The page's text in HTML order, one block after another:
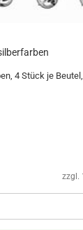
4 Stück je
zzgl.